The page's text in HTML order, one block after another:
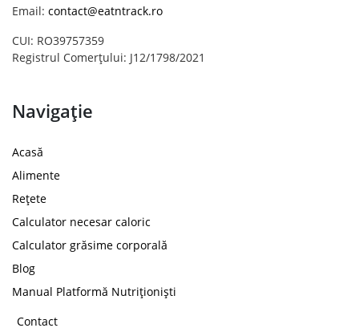
Email: contact@eatntrack.ro
CUI: RO39757359
Registrul Comerțului: J12/1798/2021
Navigație
Acasă
Alimente
Rețete
Calculator necesar caloric
Calculator grăsime corporală
Blog
Manual Platformă Nutriționiști
Contact